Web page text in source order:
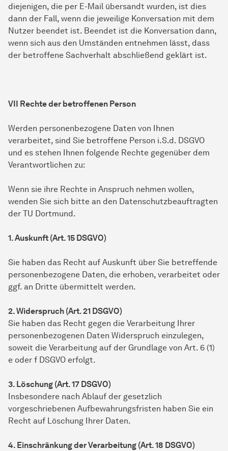
diejenigen, die per E-Mail übersandt wurden, ist dies
dann der Fall, wenn die jeweilige Konversation mit dem
Nutzer beendet ist. Beendet ist die Konversation dann,
wenn sich aus den Umständen entnehmen lässt, dass
der betroffene Sachverhalt abschließend geklärt ist.
VII Rechte der betroffenen Person
Werden personenbezogene Daten von Ihnen
verarbeitet, sind Sie betroffene Person i.S.d. DSGVO
und es stehen Ihnen folgende Rechte gegenüber dem
Verantwortlichen zu:
Wenn sie ihre Rechte in Anspruch nehmen wollen,
wenden Sie sich bitte an den Datenschutzbeauftragten
der TU Dortmund.
1. Auskunft (Art. 15 DSGVO)
Sie haben das Recht auf Auskunft über Sie betreffende
personenbezogene Daten, die erhoben, verarbeitet oder
ggf. an Dritte übermittelt werden.
2. Widerspruch (Art. 21 DSGVO)
Sie haben das Recht gegen die Verarbeitung Ihrer
personenbezogenen Daten Widerspruch einzulegen,
soweit die Verarbeitung auf der Grundlage von Art. 6 (1)
e oder f DSGVO erfolgt.
3. Löschung (Art. 17 DSGVO)
Insbesondere nach Ablauf der gesetzlich
vorgeschriebenen Aufbewahrungsfristen haben Sie ein
Recht auf Löschung Ihrer Daten.
4. Einschränkung der Verarbeitung (Art. 18 DSGVO)